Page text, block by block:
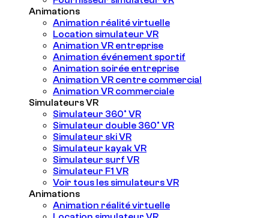
Animations
Animation réalité virtuelle
Location simulateur VR
Animation VR entreprise
Animation événement sportif
Animation soirée entreprise
Animation VR centre commercial
Animation VR commerciale
Simulateurs VR
Simulateur 360° VR
Simulateur double 360° VR
Simulateur ski VR
Simulateur kayak VR
Simulateur surf VR
Simulateur F1 VR
Voir tous les simulateurs VR
Animations
Animation réalité virtuelle